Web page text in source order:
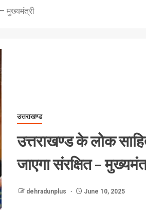
मुख्यमंत्री
उत्तराखण्ड
उत्तराखण्ड के लोक
जाएगा संरक्षित –
dehradunplus June 10, 2025